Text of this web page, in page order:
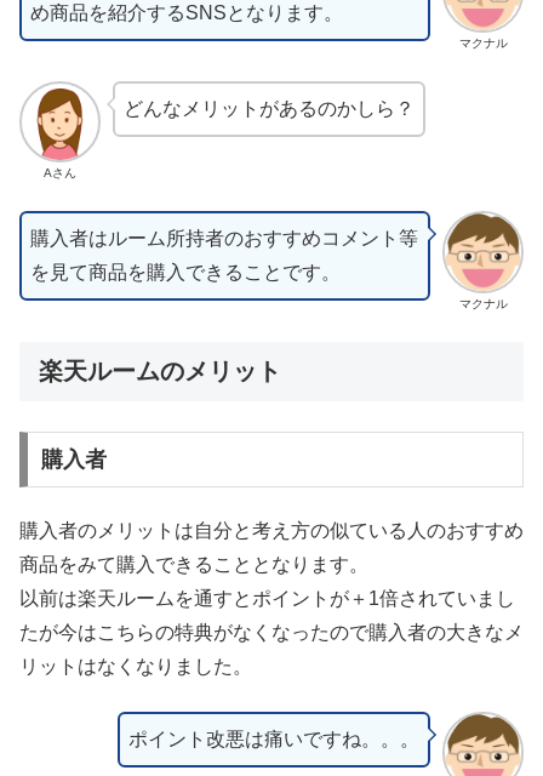
マクナル
め商品を紹介するSNSとなります。
Aさん
どんなメリットがあるのかしら？
マクナル
購入者はルーム所持者のおすすめコメント等
を見て商品を購入できることです。
楽天ルームのメリット
購入者
購入者のメリットは自分と考え方の似ている人のおすすめ
商品をみて購入できることとなります。
以前は楽天ルームを通すとポイントが＋1倍されていまし
たが今はこちらの特典がなくなったので購入者の大きなメ
リットはなくなりました。
ポイント改悪は痛いですね。。。